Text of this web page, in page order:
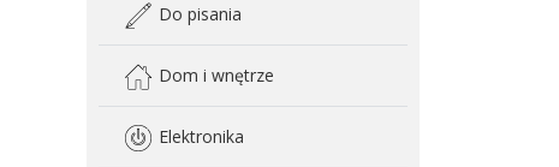
Do pisania
Dom i wnętrze
Elektronika